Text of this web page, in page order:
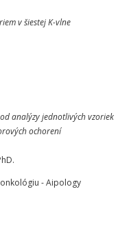
v šiestej K-vlne
analýzy jednotlivých vzoriek
ochorení
- Aipology